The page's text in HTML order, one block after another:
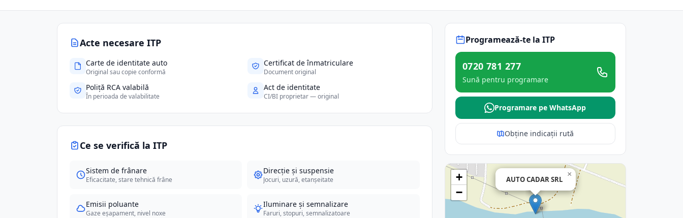
Acte necesare ITP
Carte de identitate auto
Original sau copie conformă
Certificat de înmatriculare
Document original
Poliță RCA valabilă
În perioada de valabilitate
Act de identitate
CI/BI proprietar — original
Ce se verifică la ITP
Sistem de frânare
Eficacitate, stare tehnică frâne
Direcție și suspensie
Jocuri, uzură, etanșeitate
Emisii poluante
Gaze eșapament, nivel noxe
Iluminare și semnalizare
Faruri, stopuri, semnalizatoare
Programează-te la ITP
0720 781 277
Sună pentru programare
Programare pe WhatsApp
Obține indicații rută
AUTO CADAR SRL
×
+
−